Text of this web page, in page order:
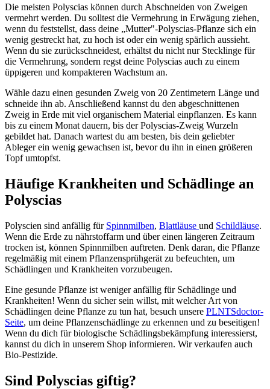
Die meisten Polyscias können durch Abschneiden von Zweigen
vermehrt werden. Du solltest die Vermehrung in Erwägung ziehen,
wenn du feststellst, dass deine „Mutter"-Polyscias-Pflanze sich ein
wenig gestreckt hat, zu hoch ist oder ein wenig spärlich aussieht.
Wenn du sie zurückschneidest, erhältst du nicht nur Stecklinge für
die Vermehrung, sondern regst deine Polyscias auch zu einem
üppigeren und kompakteren Wachstum an.
Wähle dazu einen gesunden Zweig von 20 Zentimetern Länge und
schneide ihn ab. Anschließend kannst du den abgeschnittenen
Zweig in Erde mit viel organischem Material einpflanzen. Es kann
bis zu einem Monat dauern, bis der Polyscias-Zweig Wurzeln
gebildet hat. Danach wartest du am besten, bis dein geliebter
Ableger ein wenig gewachsen ist, bevor du ihn in einen größeren
Topf umtopfst.
Häufige Krankheiten und Schädlinge an
Polyscias
Polyscien sind anfällig für Spinnmilben, Blattläuse und Schildläuse.
Wenn die Erde zu nährstoffarm und über einen längeren Zeitraum
trocken ist, können Spinnmilben auftreten. Denk daran, die Pflanze
regelmäßig mit einem Pflanzensprühgerät zu befeuchten, um
Schädlingen und Krankheiten vorzubeugen.
Eine gesunde Pflanze ist weniger anfällig für Schädlinge und
Krankheiten! Wenn du sicher sein willst, mit welcher Art von
Schädlingen deine Pflanze zu tun hat, besuch unsere PLNTSdoctor-
Seite, um deine Pflanzenschädlinge zu erkennen und zu beseitigen!
Wenn du dich für biologische Schädlingsbekämpfung interessierst,
kannst du dich in unserem Shop informieren. Wir verkaufen auch
Bio-Pestizide.
Sind Polyscias giftig?